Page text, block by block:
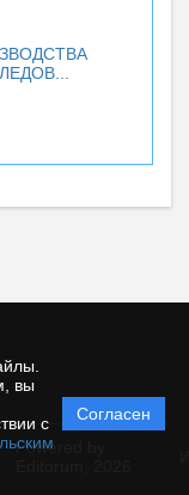
вы
с
Согласен
Powered by